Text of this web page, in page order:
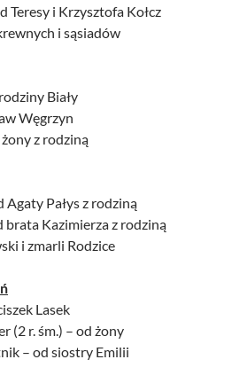
Teresy i Krzysztofa Kołcz
i sąsiadów
Biały
Węgrzyn
z rodziną
Agaty Pałys z rodziną
brata Kazimierza z rodziną
i zmarli Rodzice
Lasek
(2 r. śm.) – od żony
– od siostry Emilii